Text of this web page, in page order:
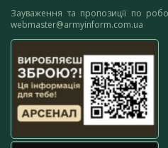
Зауваження та пропозиції по
webmaster@armyinform.com.ua